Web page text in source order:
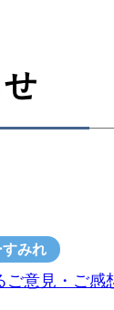
みれ
意見・ご感